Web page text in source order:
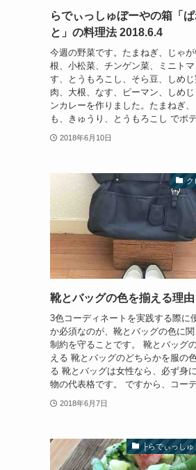
らでぃっしゅぼーやの箱「
と」の料理法 2018.6.4
今週の野菜です。たまねぎ、じゃ
根、小松菜、チンゲン菜、ミニト
す、とうもろこし、そら豆、しめじ
肉、大根、なす、ピーマン、しめ
ンカレーを作りました。たまねぎ
も、きゅうり、とうもろこし でポ
2018年6月10日
ク
靴とバッグの色を揃える理由
3色コーディネートを実践する際に
か必須なのが、靴とバッグの色に
制約を守ることです。 靴とバッグ
える 靴とバッグのどちらかを服の
る 靴とバッグは女性なら、必ず身
物の代表格です。 ですから、コーデ
2018年6月7日
├らでぃっしゅ